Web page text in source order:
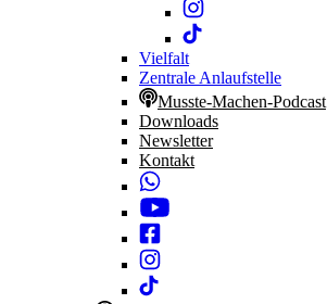
Vielfalt
Zentrale Anlaufstelle
Musste-Machen-Podcast
Downloads
Newsletter
Kontakt